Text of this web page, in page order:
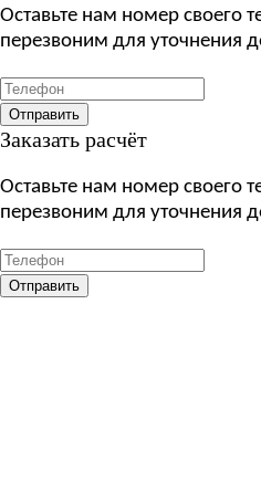
Оставьте нам номер своего
перезвоним для уточнения
Отправить
Заказать расчёт
Оставьте нам номер своего
перезвоним для уточнения
Отправить